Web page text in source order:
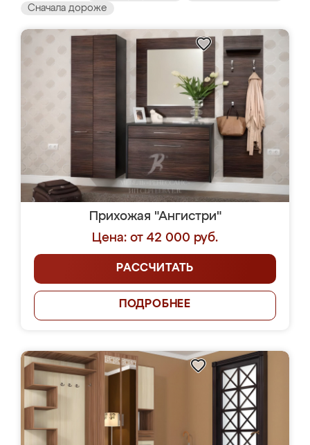
Сначала дороже
Прихожая "Ангистри"
Цена: от 42 000 руб.
РАССЧИТАТЬ
ПОДРОБНЕЕ